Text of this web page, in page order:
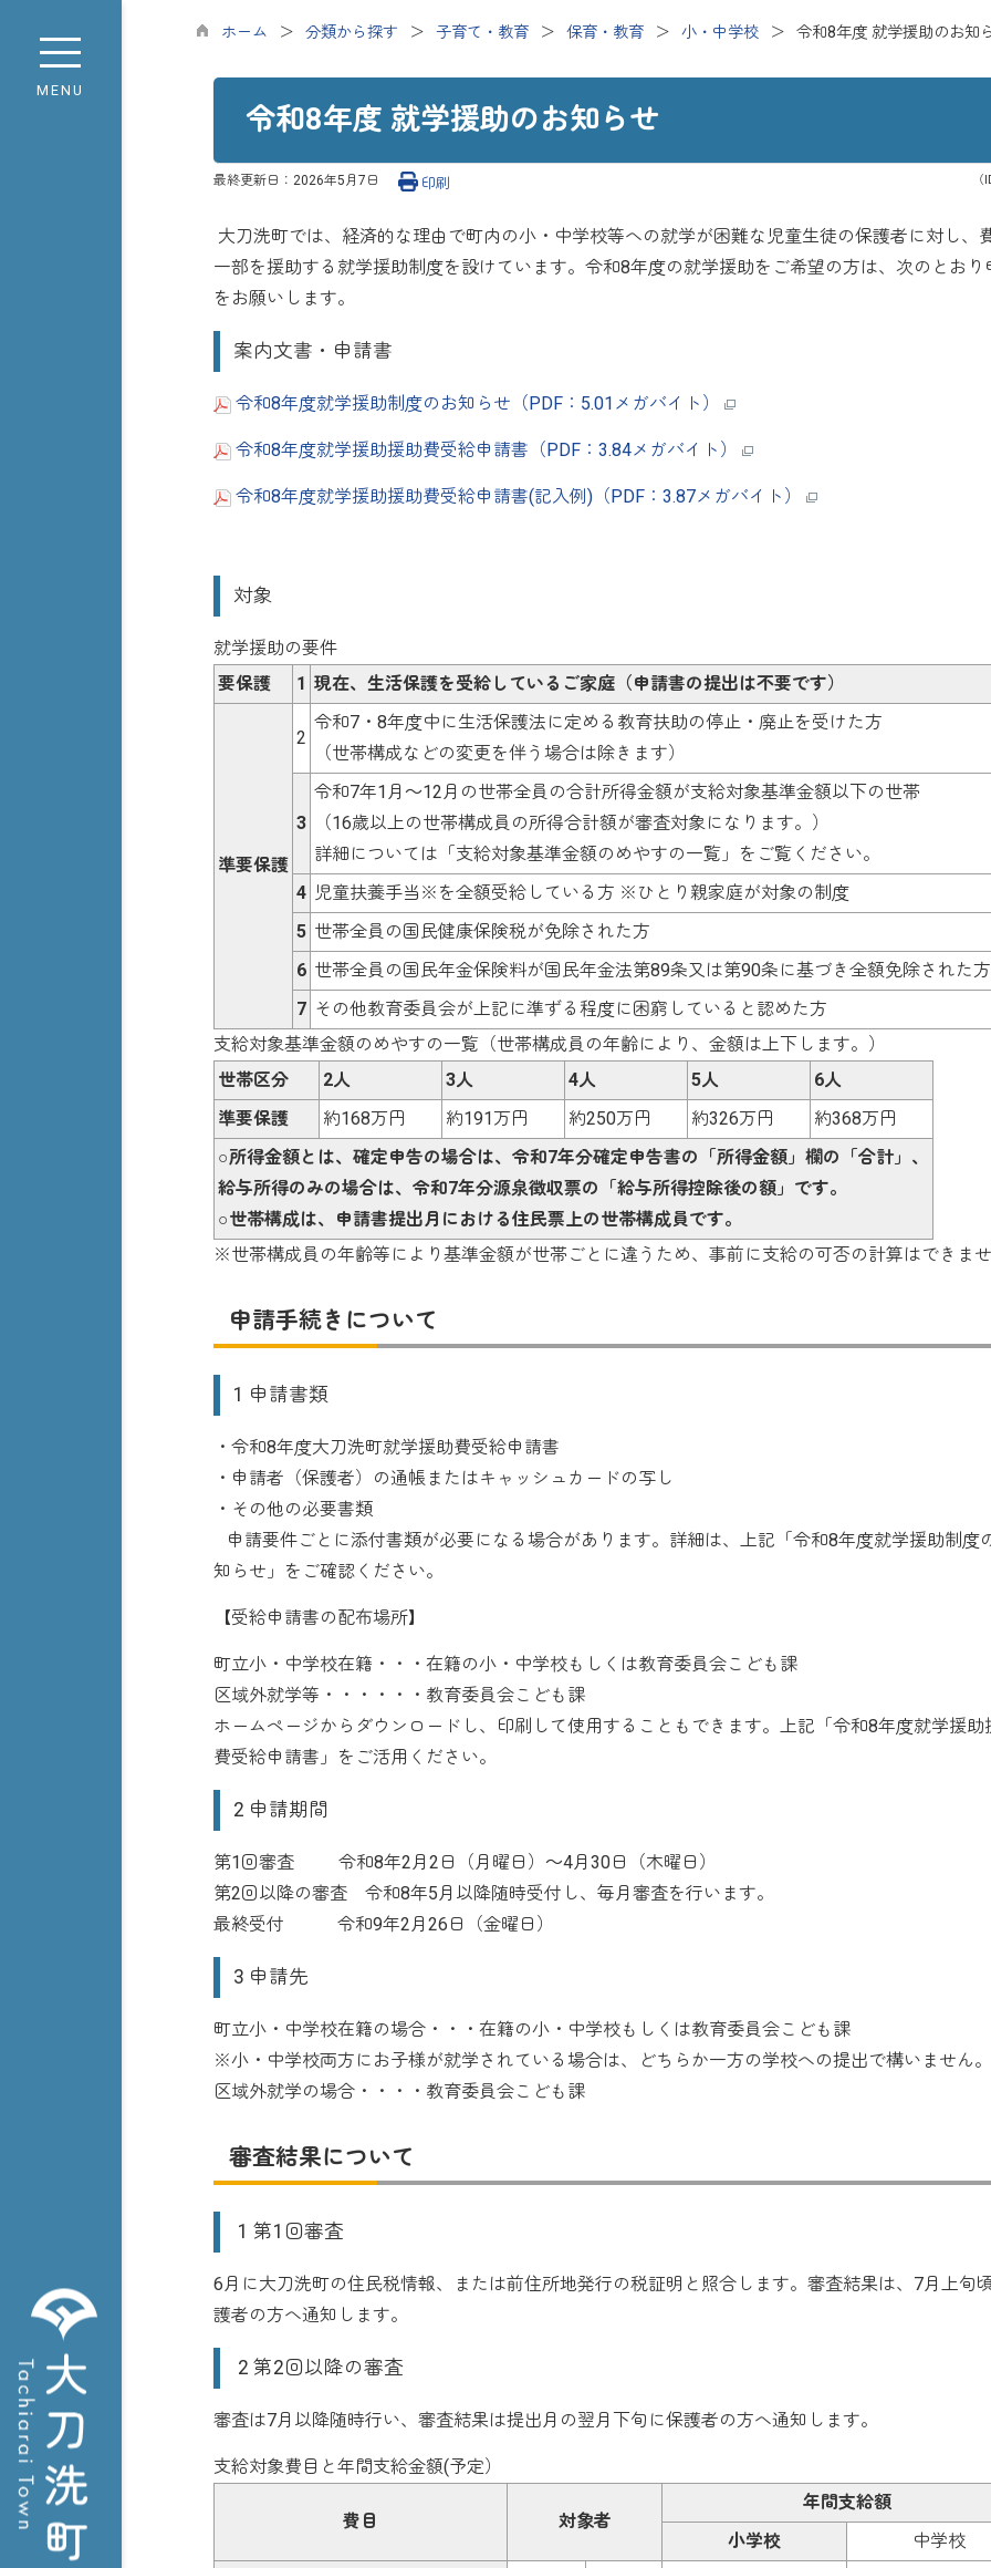
MENU
ホーム 分類から探す 子育て・教育 保育・教育 小・中学校 令和8年度 就学援助のお知
令和8年度 就学援助のお知らせ
最終更新日： 2026年5月7日 印刷
大刀洗町では、経済的な理由で町内の小・中学校等への就学が困難な児童生徒の保護者に対し、
一部を援助する就学援助制度を設けています。令和8年度の就学援助をご希望の方は、次のとおり
をお願いします。
案内文書・申請書
令和8年度就学援助制度のお知らせ（PDF：5.01メガバイト）
令和8年度就学援助援助費受給申請書（PDF：3.84メガバイト）
令和8年度就学援助援助費受給申請書(記入例)（PDF：3.87メガバイト）
対象
就学援助の要件
要保護
1 現在、生活保護を受給しているご家庭（申請書の提出は不要です）
準要保護
2
令和7・8年度中に生活保護法に定める教育扶助の停止・廃止を受けた方
（世帯構成などの変更を伴う場合は除きます）
3
令和7年1月～12月の世帯全員の合計所得金額が支給対象基準金額以下の世帯
（16歳以上の世帯構成員の所得合計額が審査対象になります。）
詳細については「支給対象基準金額のめやすの一覧」をご覧ください。
4 児童扶養手当※を全額受給している方 ※ひとり親家庭が対象の制度
5 世帯全員の国民健康保険税が免除された方
6 世帯全員の国民年金保険料が国民年金法第89条又は第90条に基づき全額免除された方
7 その他教育委員会が上記に準ずる程度に困窮していると認めた方
支給対象基準金額のめやすの一覧（世帯構成員の年齢により、金額は上下します。）
世帯区分
2人 3人 4人 5人
6人
準要保護
約168万円 約191万円 約250万円 約326万円
約368万円
○所得金額とは、確定申告の場合は、令和7年分確定申告書の「所得金額」欄の「合計」、
給与所得のみの場合は、令和7年分源泉徴収票の「給与所得控除後の額」です。
○世帯構成は、申請書提出月における住民票上の世帯構成員です。
※世帯構成員の年齢等により基準金額が世帯ごとに違うため、事前に支給の可否の計算はできま
申請手続きについて
1 申請書類
・令和8年度大刀洗町就学援助費受給申請書
・申請者（保護者）の通帳またはキャッシュカードの写し
・その他の必要書類
申請要件ごとに添付書類が必要になる場合があります。詳細は、上記「令和8年度就学援助制度
知らせ」をご確認ください。
【受給申請書の配布場所】
町立小・中学校在籍・・・在籍の小・中学校もしくは教育委員会こども課
区域外就学等・・・・・・教育委員会こども課
ホームページからダウンロードし、印刷して使用することもできます。上記「令和8年度就学援助
費受給申請書」をご活用ください。
2 申請期間
第1回審査 令和8年2月2日（月曜日）～4月30日（木曜日）
第2回以降の審査 令和8年5月以降随時受付し、毎月審査を行います。
最終受付 令和9年2月26日（金曜日）
3 申請先
町立小・中学校在籍の場合・・・在籍の小・中学校もしくは教育委員会こども課
※小・中学校両方にお子様が就学されている場合は、どちらか一方の学校への提出で構いません。
区域外就学の場合・・・・教育委員会こども課
審査結果について
1 第1回審査
6月に大刀洗町の住民税情報、または前住所地発行の税証明と照合します。審査結果は、7月上旬
護者の方へ通知します。
2 第2回以降の審査
審査は7月以降随時行い、審査結果は提出月の翌月下旬に保護者の方へ通知します。
支給対象費目と年間支給金額(予定）
費目 対象者
年間支給額
小学校
中学校